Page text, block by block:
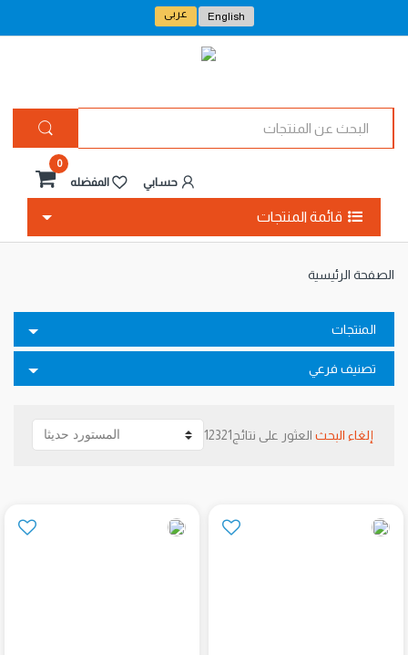
English عربى
ب
ل
ن
ج
ت
0
المفضله حسابي
قائمة المنتجات
الصفحة الرئيسية
المنتجات
تصنيف فرعي
12321العثور على نتائج إلغاء البحث